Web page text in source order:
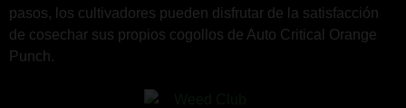
pasos, los cultivadores pueden disfrutar de la satisfacción
de cosechar sus propios cogollos de Auto Critical Orange
Punch.